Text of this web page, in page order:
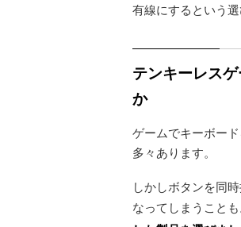
有線にするという
テンキーレス
か
ゲームでキーボー
多々あります。
しかしボタンを同
なってしまうこと